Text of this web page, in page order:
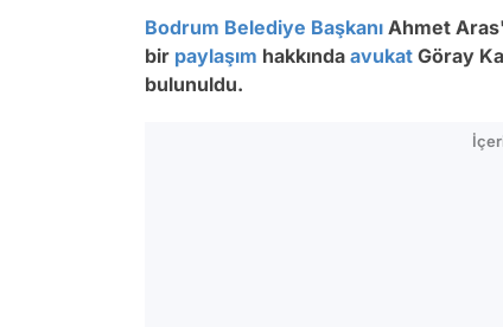
Bodrum Belediye Başkanı Ahmet
bir paylaşım hakkında avukat Göray
bulunuldu.